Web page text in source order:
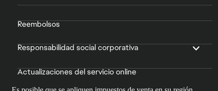
Información legal y privacidad
Reembolsos
Responsabilidad social corporativa